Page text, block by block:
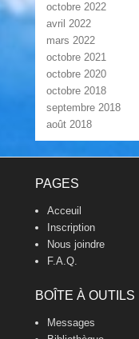
octobre 2022
avril 2022
mars 2022
octobre 2021
octobre 2020
octobre 2018
septembre 2018
août 2018
PAGES
Acceuil
Inscription
Nous joindre
F.A.Q.
BOÎTE À OUTILS
Messages